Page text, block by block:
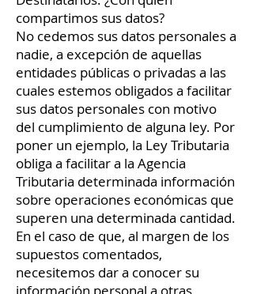
compartimos sus datos?
No cedemos sus datos personales a
nadie, a excepción de aquellas
entidades públicas o privadas a las
cuales estemos obligados a facilitar
sus datos personales con motivo
del cumplimiento de alguna ley. Por
poner un ejemplo, la Ley Tributaria
obliga a facilitar a la Agencia
Tributaria determinada información
sobre operaciones económicas que
superen una determinada cantidad.
En el caso de que, al margen de los
supuestos comentados,
necesitemos dar a conocer su